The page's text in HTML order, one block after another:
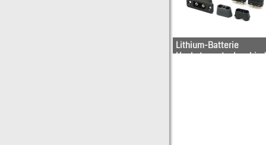
Lithium-Batterie